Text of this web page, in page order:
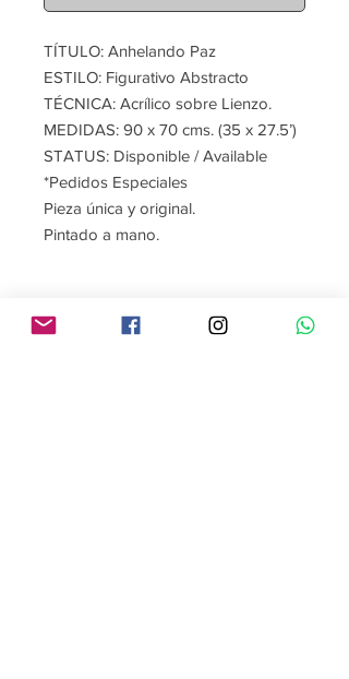
TÍTULO: Anhelando Paz
ESTILO: Figurativo Abstracto
TÉCNICA: Acrílico sobre Lienzo.
MEDIDAS: 90 x 70 cms. (35 x 27.5’)
STATUS: Disponible / Available
*Pedidos Especiales
Pieza única y original.
Pintado a mano.